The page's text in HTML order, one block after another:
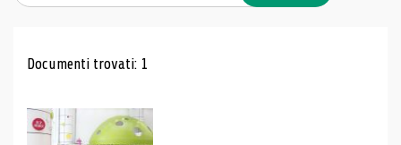
Risultati di ricerca
Documenti trovati: 1